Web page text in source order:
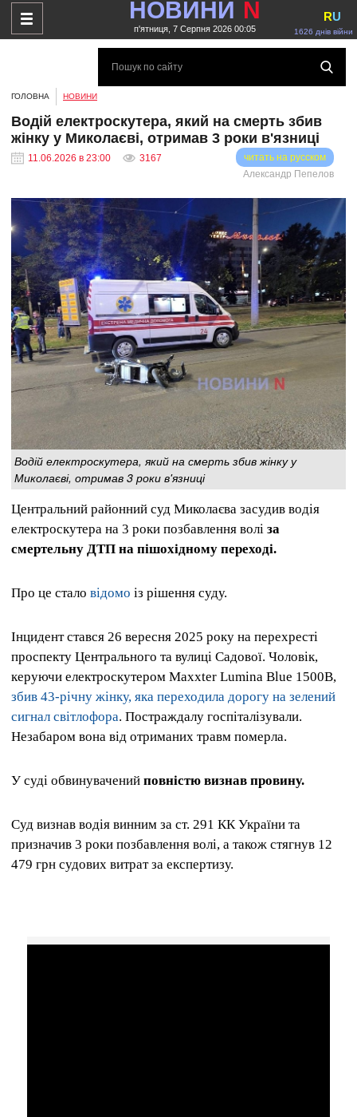
НОВИНИ N
п'ятниця, 7 Серпня 2026 00:05 1626 днів війни
RU
ГОЛОВНА НОВИНИ
Водій електроскутера, який на смерть збив
жінку у Миколаєві, отримав 3 роки в'язниці
11.06.2026 в 23:00 3167
читать на русском
Александр Пепелов
Водій електроскутера, який на смерть збив жінку у
Миколаєві, отримав 3 роки в'язниці
Центральний районний суд Миколаєва засудив водія
електроскутера на 3 роки позбавлення волі за
смертельну ДТП на пішохідному переході.
Про це стало відомо із рішення суду.
Інцидент стався 26 вересня 2025 року на перехресті
проспекту Центрального та вулиці Садової. Чоловік,
керуючи електроскутером Maxxter Lumina Blue 1500B,
збив 43-річну жінку, яка переходила дорогу на зелений
сигнал світлофора. Постраждалу госпіталізували.
Незабаром вона від отриманих травм померла.
У суді обвинувачений повністю визнав провину.
Суд визнав водія винним за ст. 291 КК України та
призначив 3 роки позбавлення волі, а також стягнув 12
479 грн судових витрат за експертизу.